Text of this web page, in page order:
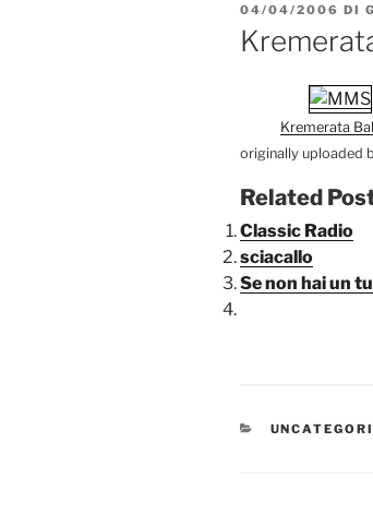
PUBBLICATO
IL
04/04/2006 DI
Kremerata
originally uploaded
Related
Classic Radio
sciacallo
Se non hai un
CATEGORIE